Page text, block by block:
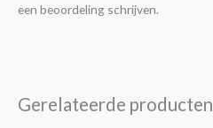
een beoordeling schrijven.
Gerelateerde producten